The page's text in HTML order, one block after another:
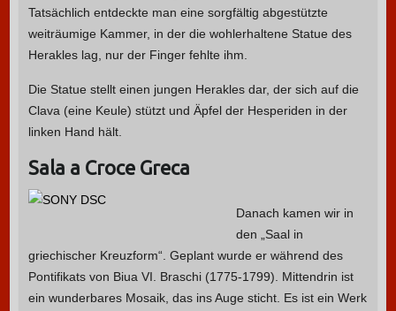
Tatsächlich entdeckte man eine sorgfältig abgestützte
weiträumige Kammer, in der die wohlerhaltene Statue des
Herakles lag, nur der Finger fehlte ihm.
Die Statue stellt einen jungen Herakles dar, der sich auf die
Clava (eine Keule) stützt und Äpfel der Hesperiden in der
linken Hand hält.
Sala a Croce Greca
Danach kamen wir in
den „Saal in
griechischer Kreuzform“. Geplant wurde er während des
Pontifikats von Biua VI. Braschi (1775-1799). Mittendrin ist
ein wunderbares Mosaik, das ins Auge sticht. Es ist ein Werk